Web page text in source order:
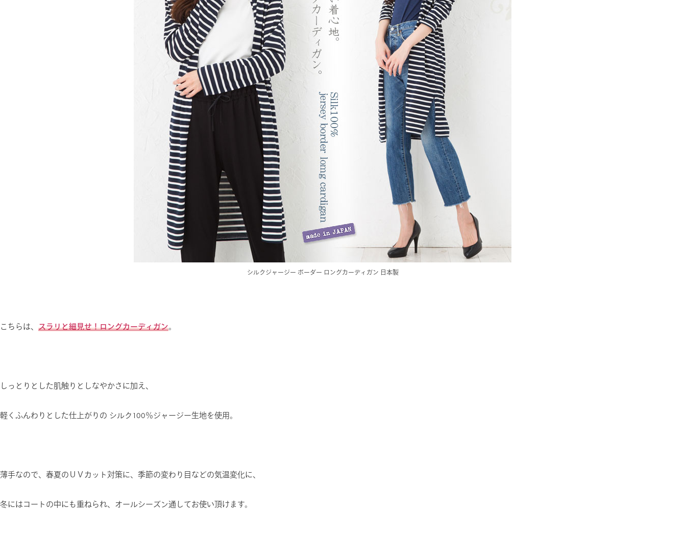
シルクジャージー ボーダー ロングカーディガン 日本製
こちらは、 スラリと細見せ！ロングカーディガン。
しっとりとした肌触りとしなやかさに加え、
軽くふんわりとした仕上がりの シルク100％ジャージー生地を使用。
薄手なので、春夏のＵＶカット対策に、季節の変わり目などの気温変化に、
冬にはコートの中にも重ねられ、オールシーズン通してお使い頂けます。